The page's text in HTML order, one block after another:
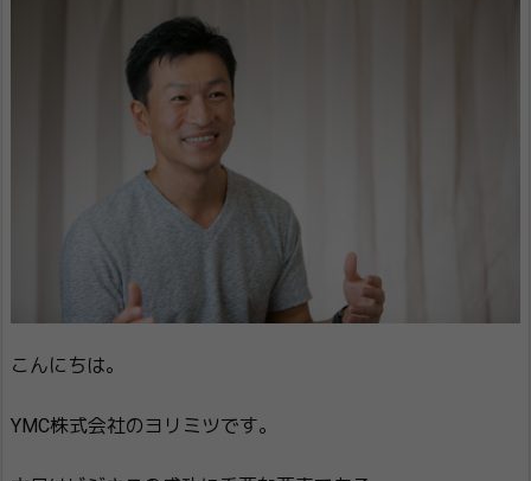
こんにちは。
YMC株式会社のヨリミツです。